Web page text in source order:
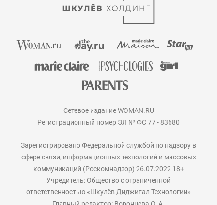
Сетевое издание WOMAN.RU
Регистрационный номер ЭЛ № ФС 77 - 83680
Зарегистрировано Федеральной службой по надзору в
сфере связи, информационных технологий и массовых
коммуникаций (Роскомнадзор) 26.07.2022 18+
Учредитель: Общество с ограниченной
ответственностью «Шкулёв Диджитал Технологии»